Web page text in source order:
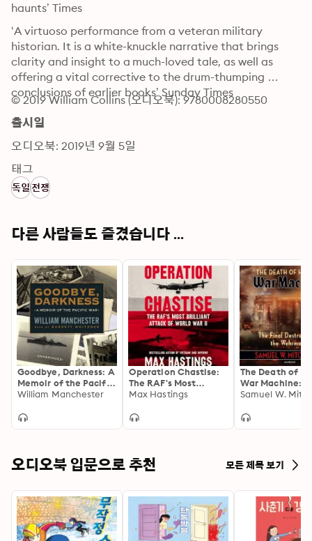
haunts’ Times
‘A virtuoso performance from a veteran military
historian. It is a white-knuckle narrative that brings
clarity and insight to a much-loved tale, as well as
offering a vital corrective to the drum-thumping
conclusions of earlier books’ Sunday Times
© 2019 William Collins (오디오북): 9780008280550
출시일
오디오북: 2019년 9월 5일
태그
독일전쟁
다른 사람들도 즐겼습니다 ...
Goodbye, Darkness: A
Memoir of the Pacific
War
William Manchester
Operation Chastise:
The RAF's Most
Brilliant Attack of
Max Hastings
The Death of
War Machine:
Final
Samuel W.
오디오북 입문으로 추천 모든 제목 보기